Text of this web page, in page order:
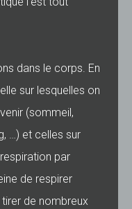
dans le corps. En
sur lesquelles on
(sommeil,
…) et celles sur
par
de respirer
de nombreux